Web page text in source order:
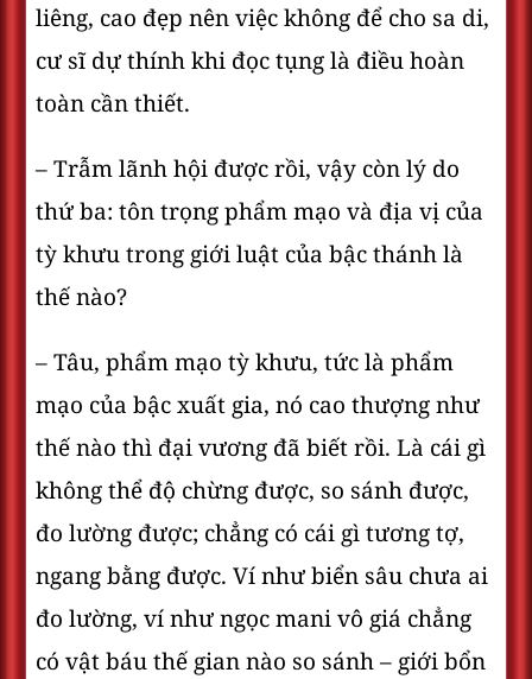
liêng, cao đẹp nên việc không để cho sa di,
cư sĩ dự thính khi đọc tụng là điều hoàn
toàn cần thiết.
– Trẫm lãnh hội được rồi, vậy còn lý do
thứ ba: tôn trọng phẩm mạo và địa vị của
tỳ khưu trong giới luật của bậc thánh là
thế nào?
– Tâu, phẩm mạo tỳ khưu, tức là phẩm
mạo của bậc xuất gia, nó cao thượng như
thế nào thì đại vương đã biết rồi. Là cái gì
không thể độ chừng được, so sánh được,
đo lường được; chẳng có cái gì tương tợ,
ngang bằng được. Ví như biển sâu chưa ai
đo lường, ví như ngọc mani vô giá chẳng
có vật báu thế gian nào so sánh – giới bổn